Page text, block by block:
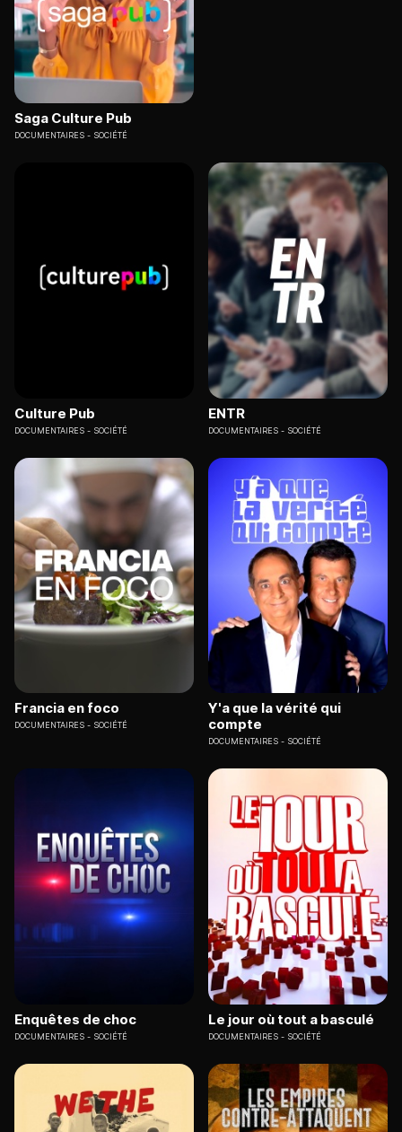
Saga Culture Pub
DOCUMENTAIRES SOCIÉTÉ
Culture Pub
DOCUMENTAIRES SOCIÉTÉ
ENTR
DOCUMENTAIRES SOCIÉTÉ
Francia en foco
DOCUMENTAIRES SOCIÉTÉ
Y'a que la vérité qui
compte
DOCUMENTAIRES SOCIÉTÉ
Enquêtes de choc
DOCUMENTAIRES SOCIÉTÉ
Le jour où tout a basculé
DOCUMENTAIRES SOCIÉTÉ